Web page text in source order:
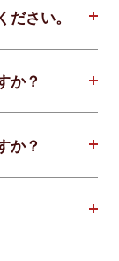
さい。
か？
か？